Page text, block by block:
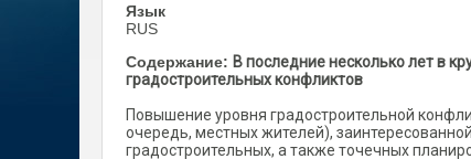
Язык
RUS
Содержание: В последние несколько лет в
градостроительных конфликтов
Повышение уровня градостроительной
очередь, местных жителей),
градостроительных, а также точечных